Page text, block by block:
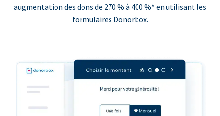
augmentation des dons de 270 % à 400 %* en utilisant les
formulaires Donorbox.